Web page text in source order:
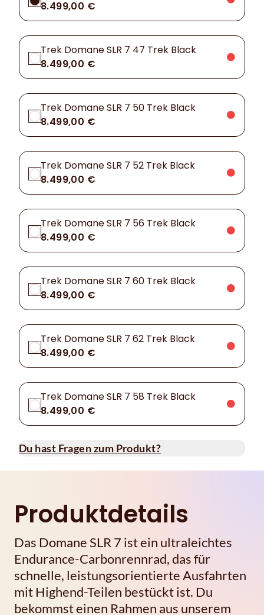
8.499,00 €
Trek Domane SLR 7 47 Trek Black
8.499,00 €
Trek Domane SLR 7 50 Trek Black
8.499,00 €
Trek Domane SLR 7 52 Trek Black
8.499,00 €
Trek Domane SLR 7 56 Trek Black
8.499,00 €
Trek Domane SLR 7 60 Trek Black
8.499,00 €
Trek Domane SLR 7 62 Trek Black
8.499,00 €
Trek Domane SLR 7 58 Trek Black
8.499,00 €
Du hast Fragen zum Produkt?
Produktdetails
Das Domane SLR 7 ist ein ultraleichtes
Endurance-Carbonrennrad, das für
schnelle, leistungsorientierte Ausfahrten
mit Highend-Teilen bestückt ist. Du
bekommst einen Rahmen aus unserem